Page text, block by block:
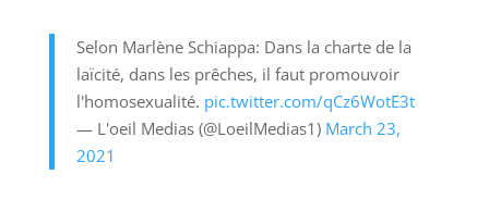
Selon Marlène Schiappa: Dans la charte de la
laïcité, dans les prêches, il faut promouvoir
l'homosexualité. pic.twitter.com/qCz6WotE3t
— L'oeil Medias (@LoeilMedias1) March 23,
2021